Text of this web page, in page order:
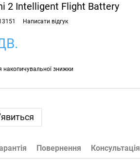
2 Intelligent Flight Battery
Написати відгук
накопичувальної знижки
Повернення Консультація